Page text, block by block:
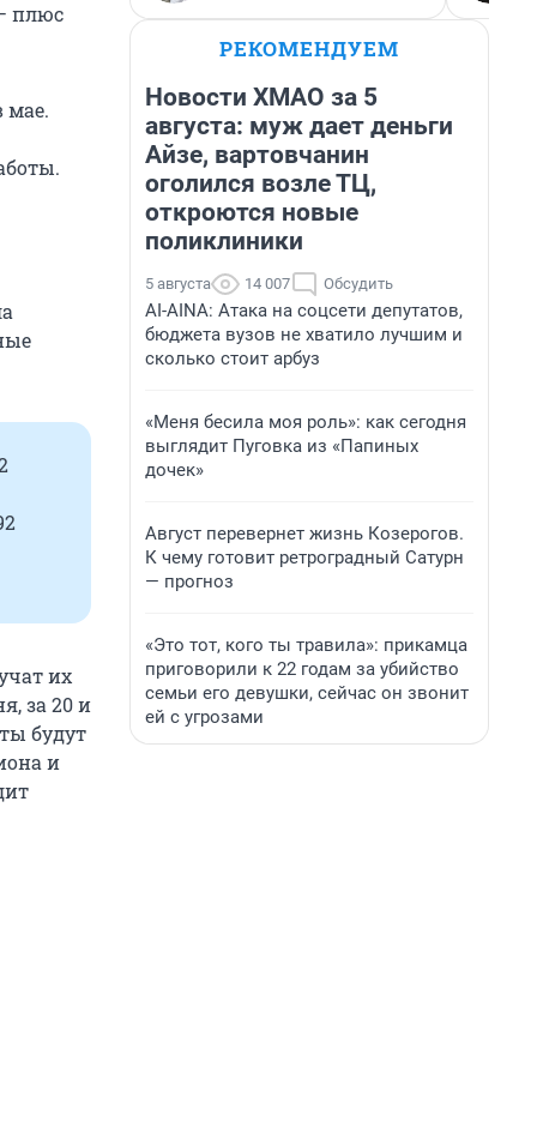
плюс
мае.
их
за 20 и
будут
и
РЕКОМЕНДУЕМ
Новости ХМАО за 5
августа: муж дает деньги
Айзе, вартовчанин
оголился возле ТЦ,
откроются новые
поликлиники
5 августа 14 007 Обсудить
AI-AINA: Атака на соцсети депутатов,
бюджета вузов не хватило лучшим и
сколько стоит арбуз
«Меня бесила моя роль»: как сегодня
выглядит Пуговка из «Папиных
дочек»
Август перевернет жизнь Козерогов.
К чему готовит ретроградный Сатурн
— прогноз
«Это тот, кого ты травила»: прикамца
приговорили к 22 годам за убийство
семьи его девушки, сейчас он звонит
ей с угрозами